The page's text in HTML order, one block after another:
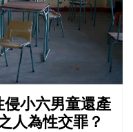
侵小六男童還產
人為性交罪？